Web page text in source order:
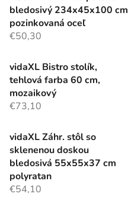
bledosivý 234x45x100 cm
pozinkovaná oceľ
€50,30
vidaXL Bistro stolík,
tehlová farba 60 cm,
mozaikový
€73,10
vidaXL Záhr. stôl so
sklenenou doskou
bledosivá 55x55x37 cm
polyratan
€54,10